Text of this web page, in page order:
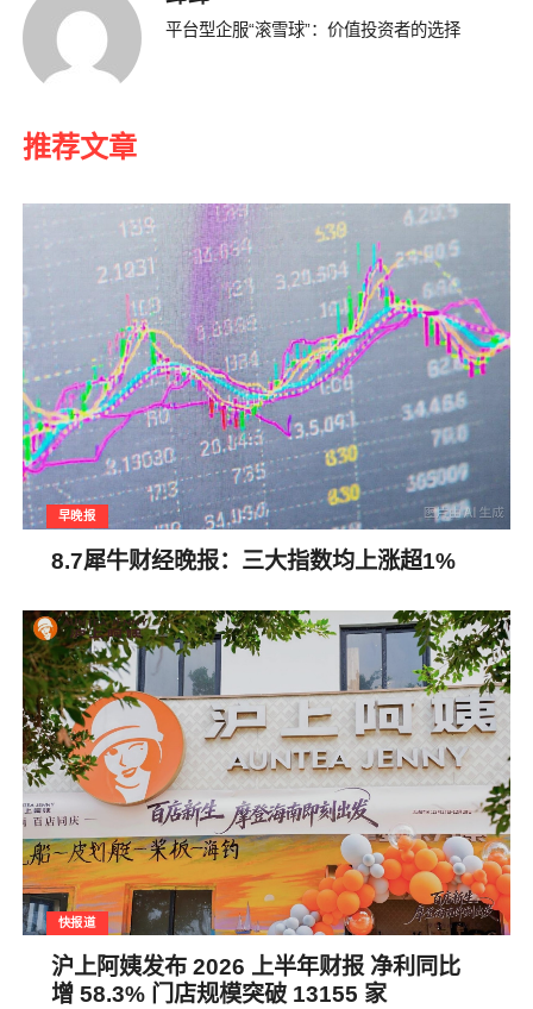
平台型企服“滚雪球”：价值投资者的选择
推荐文章
早晚报
8.7犀牛财经晚报：三大指数均上涨超1%
快报道
沪上阿姨发布 2026 上半年财报 净利同比
增 58.3% 门店规模突破 13155 家